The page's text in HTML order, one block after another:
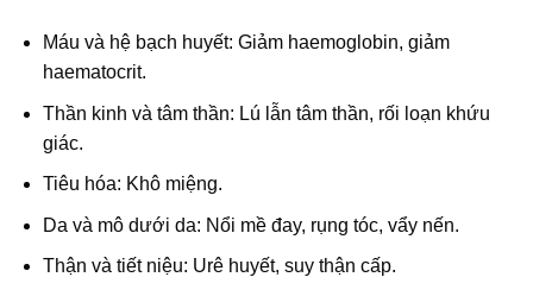
Máu và hệ bạch huyết: Giảm haemoglobin, giảm
haematocrit.
Thần kinh và tâm thần: Lú lẫn tâm thần, rối loạn khứu
giác.
Tiêu hóa: Khô miệng.
Da và mô dưới da: Nổi mề đay, rụng tóc, vẩy nến.
Thận và tiết niệu: Urê huyết, suy thận cấp.